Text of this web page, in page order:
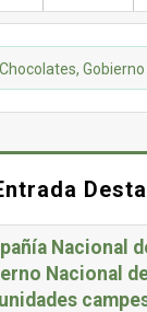
Gobierno
Nacional
Nacional